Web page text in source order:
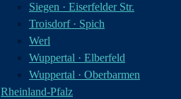
Siegen · Eiserfelder Str.
Troisdorf · Spich
Werl
Wuppertal · Elberfeld
Wuppertal · Oberbarmen
Rheinland-Pfalz